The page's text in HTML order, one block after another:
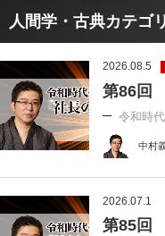
人間学・古典カテゴ
2026.08.5
第86回
令和時
中村
2026.07.1
第85回